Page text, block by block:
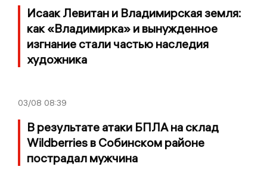
Исаак Левитан и Владимирская земля:
как «Владимирка» и вынужденное
изгнание стали частью наследия
художника
03/08 08:39
В результате атаки БПЛА на склад
Wildberries в Собинском районе
пострадал мужчина